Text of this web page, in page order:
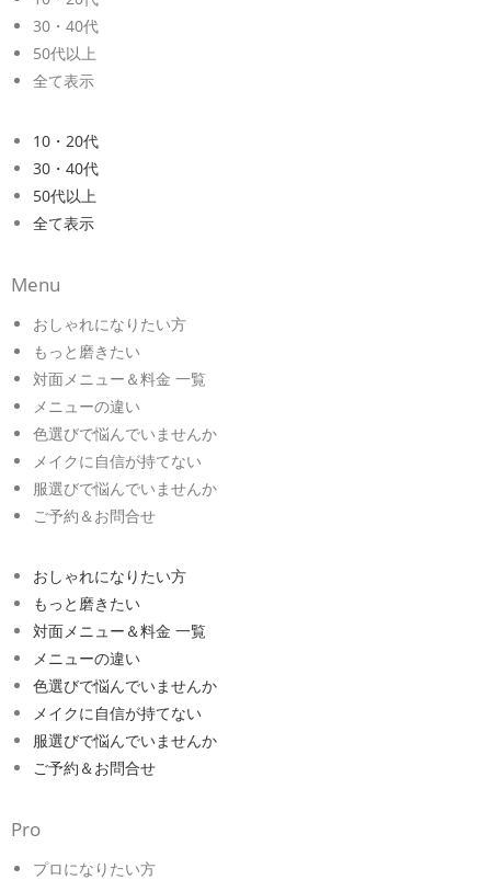
30・40代
50代以上
全て表示
10・20代
30・40代
50代以上
全て表示
Menu
おしゃれになりたい方
もっと磨きたい
対面メニュー＆料金 一覧
メニューの違い
色選びで悩んでいませんか
メイクに自信が持てない
服選びで悩んでいませんか
ご予約＆お問合せ
おしゃれになりたい方
もっと磨きたい
対面メニュー＆料金 一覧
メニューの違い
色選びで悩んでいませんか
メイクに自信が持てない
服選びで悩んでいませんか
ご予約＆お問合せ
Pro
プロになりたい方